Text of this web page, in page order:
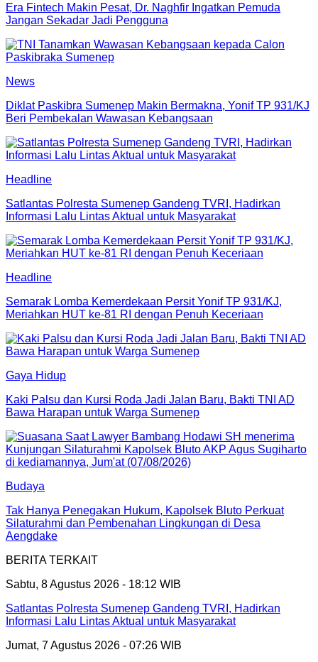
Era Fintech Makin Pesat, Dr. Naghfir Ingatkan Pemuda
Jangan Sekadar Jadi Pengguna
News
Diklat Paskibra Sumenep Makin Bermakna, Yonif TP 931/KJ
Beri Pembekalan Wawasan Kebangsaan
Headline
Satlantas Polresta Sumenep Gandeng TVRI, Hadirkan
Informasi Lalu Lintas Aktual untuk Masyarakat
Headline
Semarak Lomba Kemerdekaan Persit Yonif TP 931/KJ,
Meriahkan HUT ke-81 RI dengan Penuh Keceriaan
Gaya Hidup
Kaki Palsu dan Kursi Roda Jadi Jalan Baru, Bakti TNI AD
Bawa Harapan untuk Warga Sumenep
Budaya
Tak Hanya Penegakan Hukum, Kapolsek Bluto Perkuat
Silaturahmi dan Pembenahan Lingkungan di Desa
Aengdake
BERITA TERKAIT
Sabtu, 8 Agustus 2026 - 18:12 WIB
Satlantas Polresta Sumenep Gandeng TVRI, Hadirkan
Informasi Lalu Lintas Aktual untuk Masyarakat
Jumat, 7 Agustus 2026 - 07:26 WIB